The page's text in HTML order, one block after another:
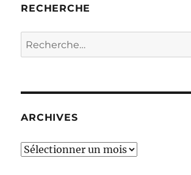
RECHERCHE
Recherche
pour :
ARCHIVES
ARCHIVES